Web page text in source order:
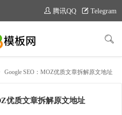
腾讯QQ Telegram
Google SEO：MOZ优质文章拆解原文地址
优质文章拆解原文地址